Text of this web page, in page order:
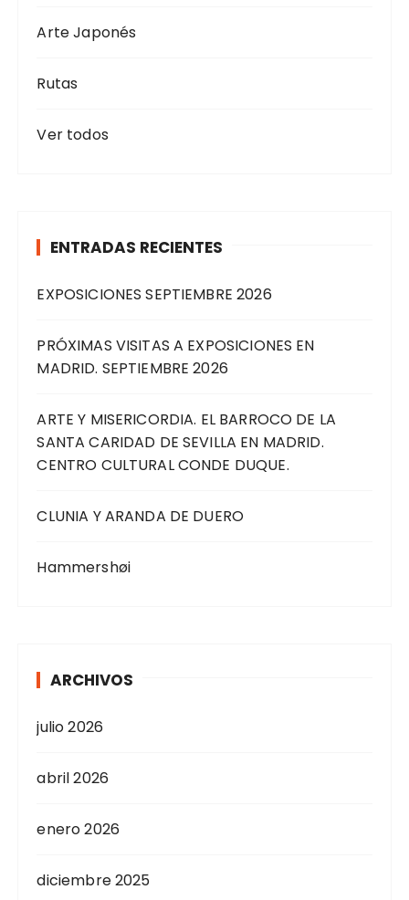
Arte Japonés
Rutas
Ver todos
ENTRADAS RECIENTES
EXPOSICIONES SEPTIEMBRE 2026
PRÓXIMAS VISITAS A EXPOSICIONES EN
MADRID. SEPTIEMBRE 2026
ARTE Y MISERICORDIA. EL BARROCO DE LA
SANTA CARIDAD DE SEVILLA EN MADRID.
CENTRO CULTURAL CONDE DUQUE.
CLUNIA Y ARANDA DE DUERO
Hammershøi
ARCHIVOS
julio 2026
abril 2026
enero 2026
diciembre 2025